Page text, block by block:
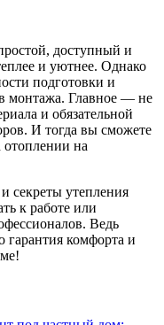
доступный и
и уютнее. Однако
подготовки и
монтажа. Главное — не
и обязательной
И тогда вы сможете
отоплении на
секреты утепления
к работе или
Ведь
гарантия комфорта и